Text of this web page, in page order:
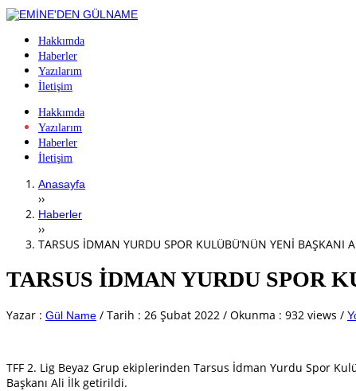
Hakkımda
Haberler
Yazılarım
İletişim
Hakkımda
Yazılarım
Haberler
İletişim
Anasayfa
››
Haberler
››
TARSUS İDMAN YURDU SPOR KULÜBÜ’NÜN YENİ BAŞKANI
TARSUS İDMAN YURDU SPOR
Yazar : Gül Name / Tarih : 26 Şubat 2022 / Okunma : 932 views /
TFF 2. Lig Beyaz Grup ekiplerinden Tarsus İdman Yurdu Spor
Başkanı Ali İlk getirildi.